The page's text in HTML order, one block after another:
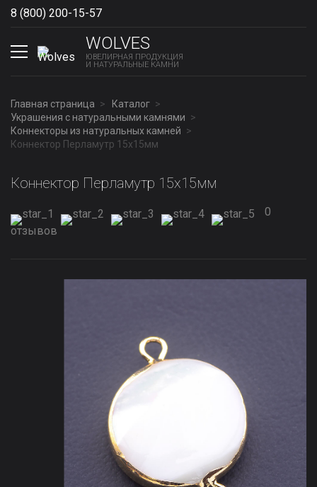
8 (800) 200-15-57
WOLVES
ЮВЕЛИРНАЯ ПРОДУКЦИЯ
И НАТУРАЛЬНЫЕ КАМНИ
Главная страница
Каталог
Украшения с натуральными камнями
Коннекторы из натуральных камней
Коннектор Перламутр 15x15мм
Коннектор Перламутр 15x15мм
0
отзывов